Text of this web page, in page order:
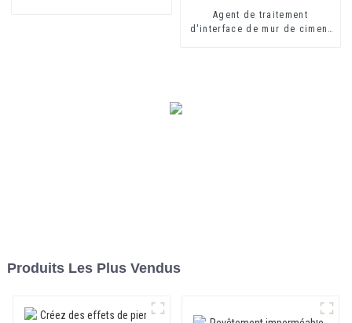
Agent de traitement
d'interface de mur de ciment
Produits Les Plus Vendus